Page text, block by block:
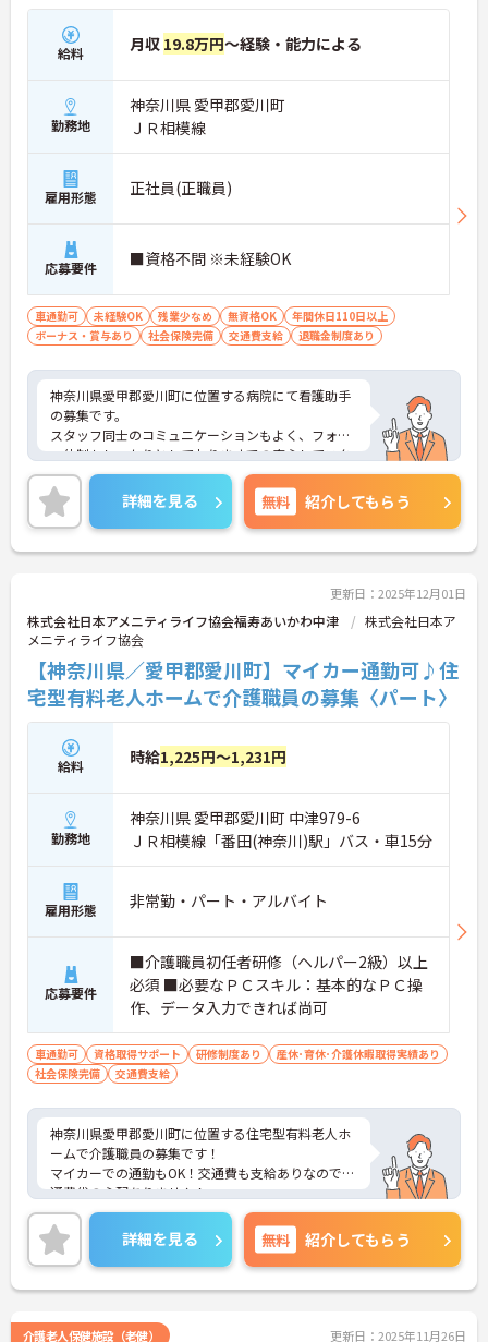
給料 月収 19.8万円～経験・能力による
勤務地
神奈川県 愛甲郡愛川町
ＪＲ相模線
雇用形態 正社員(正職員)
応募要件 ■資格不問 ※未経験OK
車通勤可 未経験OK 残業少なめ 無資格OK
年間休日110日以上
ボーナス・賞与あり
社会保険完備 交通費支給 退職金制度あり
神奈川県愛甲郡愛川町に位置する病院にて看護助手
の募集です。
スタッフ同士のコミュニケーションもよく、フォロ
ー体制もしっかりとしておりますでの安心してスタ
ッフいただけます。院内保育所完備しており、お子
様がいらっしゃる方でも安心して働けます♪無料駐
車場があるのでマイカー通勤の際は心配いりませ
ん！
ご興味ある方は面接ポイントをお伝えしますので、
詳細を見る 無料 紹介してもらう
更新日：2025年12月01日
株式会社日本アメニティライフ協会福寿あいかわ中津
株式会社日本ア
メニティライフ協会
【神奈川県／愛甲郡愛川町】マイカー通勤可♪住
宅型有料老人ホームで介護職員の募集〈パート〉
給料 時給1,225円～1,231円
勤務地
神奈川県 愛甲郡愛川町 中津979-6
ＪＲ相模線「番田(神奈川)駅」バス・車15分
雇用形態 非常勤・パート・アルバイト
応募要件
■介護職員初任者研修（ヘルパー2級）以上
必須 ■必要なＰＣスキル：基本的なＰＣ操
作、データ入力できれば尚可
車通勤可 資格取得サポート 研修制度あり
産休･育休･介護休暇取得実績あり
社会保険完備
交通費支給
神奈川県愛甲郡愛川町に位置する住宅型有料老人ホ
ームで介護職員の募集です！
マイカーでの通勤もOK！交通費も支給ありなので交
通費代の心配ありません！
入社後、社内導入研修やＯＪＴ研修などもあり、し
っかりとしたフォロー体制で経験に関わらず安心し
てスタートできます。
こちらの求人にご興味がございましたら面接のポイ
ントもお伝えしますので是非ご応募お待ちしており
詳細を見る 無料 紹介してもらう
介護老人保健施設（老健） 更新日：2025年11月26日